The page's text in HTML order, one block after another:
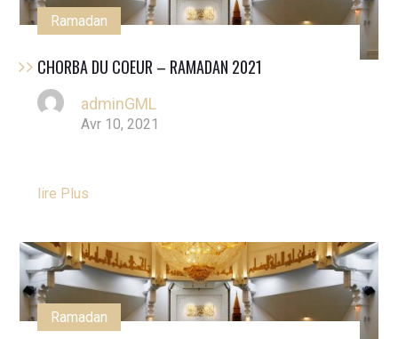
Ramadan
CHORBA DU COEUR – RAMADAN 2021
adminGML
Avr 10, 2021
Lire Plus
Ramadan